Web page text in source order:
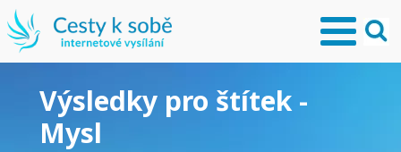
Výsledky pro štítek -
Mysl